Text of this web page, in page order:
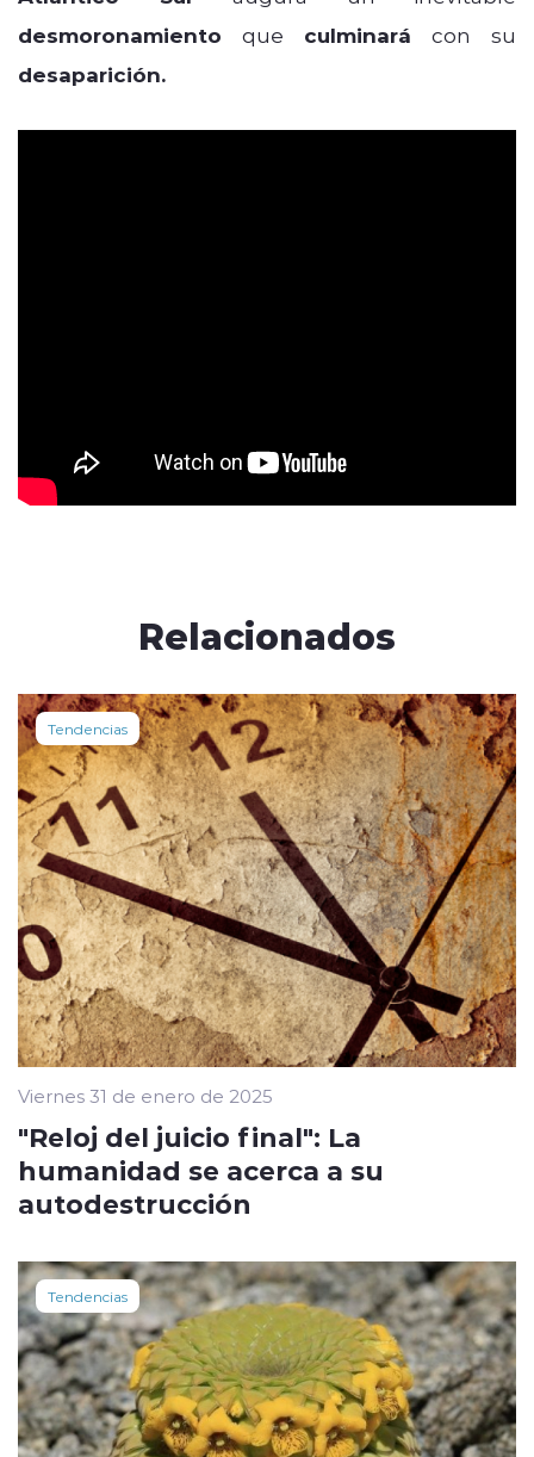
desmoronamiento que culminará con su
desaparición.
Relacionados
Tendencias
Viernes 31 de enero de 2025
"Reloj del juicio final": La
humanidad se acerca a su
autodestrucción
Tendencias